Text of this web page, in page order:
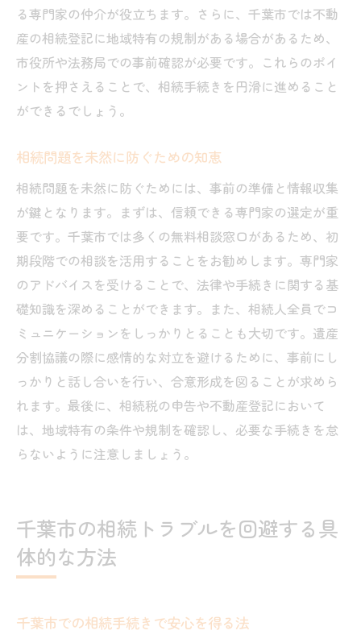
る専門家の仲介が役立ちます。さらに、千葉市では不動
産の相続登記に地域特有の規制がある場合があるため、
市役所や法務局での事前確認が必要です。これらのポイ
ントを押さえることで、相続手続きを円滑に進めること
ができるでしょう。
相続問題を未然に防ぐための知恵
相続問題を未然に防ぐためには、事前の準備と情報収集
が鍵となります。まずは、信頼できる専門家の選定が重
要です。千葉市では多くの無料相談窓口があるため、初
期段階での相談を活用することをお勧めします。専門家
のアドバイスを受けることで、法律や手続きに関する基
礎知識を深めることができます。また、相続人全員でコ
ミュニケーションをしっかりとることも大切です。遺産
分割協議の際に感情的な対立を避けるために、事前にし
っかりと話し合いを行い、合意形成を図ることが求めら
れます。最後に、相続税の申告や不動産登記において
は、地域特有の条件や規制を確認し、必要な手続きを怠
らないように注意しましょう。
千葉市の相続トラブルを回避する具
体的な方法
千葉市での相続手続きで安心を得る法